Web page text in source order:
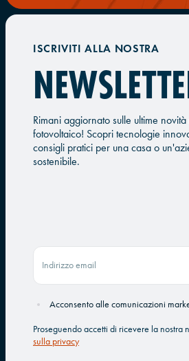
ISCRIVITI ALLA NOSTRA
Rimani aggiornato sulle ultime
fotovoltaico! Scopri tecnologie
consigli pratici per una casa o
sostenibile.
Acconsento alle comunicazioni
Proseguendo accetti di ricevere la nostra
sulla privacy